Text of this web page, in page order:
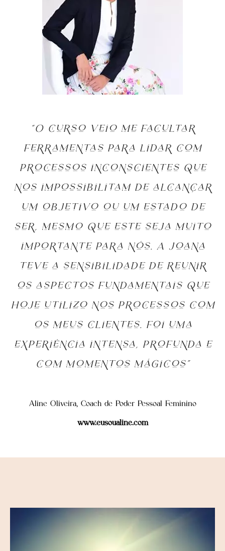
“O curso veio me facultar
ferramentas para lidar com
processos inconscientes que
nos impossibilitam de alcançar
um objetivo ou um estado de
ser, mesmo que este seja muito
importante para nós. A Joana
teve a sensibilidade de reunir
os aspectos fundamentais que
hoje utilizo nos processos com
os meus clientes. Foi uma
experiência intensa, profunda e
com momentos mágicos”
Aline Oliveira, Coach de Poder Pessoal Feminino
www.eusoualine.com